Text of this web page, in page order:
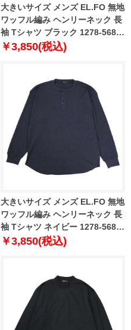
大きいサイズ メンズ EL.FO 無地
ワッフル編み ヘンリーネック 長
袖 Tシャツ ブラック 1278-5680-
2 3L 4L 5L 6L
￥3,850(税込)
大きいサイズ メンズ EL.FO 無地
ワッフル編み ヘンリーネック 長
袖 Tシャツ ネイビー 1278-5680-
4 3L 4L 5L 6L
￥3,850(税込)